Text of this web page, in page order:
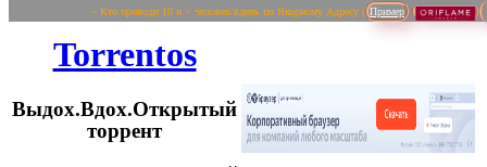
~ Кто приводи 10 и > человек/вдень по Якорному Адресу ( Пример
Torrentos
Выдох.Вдох.Открытый